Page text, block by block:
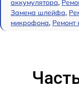
аккумулятора,
Замена шлейфа,
микрофона, Ремонт